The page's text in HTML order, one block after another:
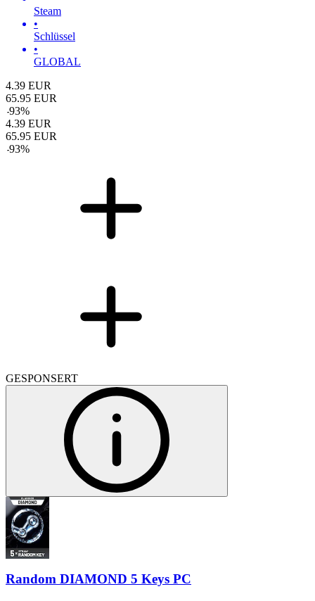
Steam
•
Schlüssel
•
GLOBAL
4.39 EUR
65.95 EUR
-93%
4.39 EUR
65.95 EUR
-93%
GESPONSERT
Random DIAMOND 5 Keys PC